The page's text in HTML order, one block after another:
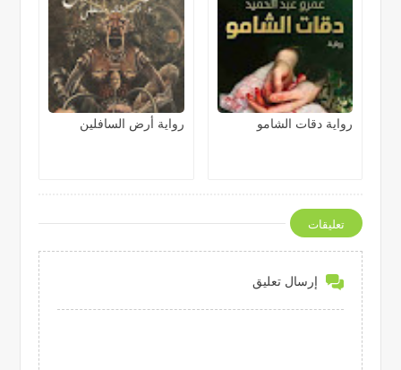
رواية دقات الشامو رواية أرض السافلين
تعليقات
إرسال تعليق